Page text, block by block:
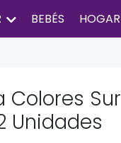
BEBÉS HOGAR
Unidades